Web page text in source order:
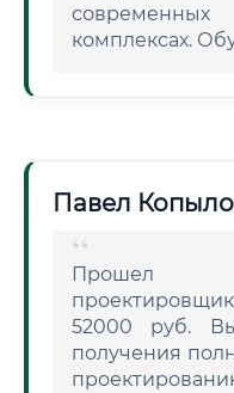
современных
комплексах.
Павел
Прошел
52000 руб.
получения